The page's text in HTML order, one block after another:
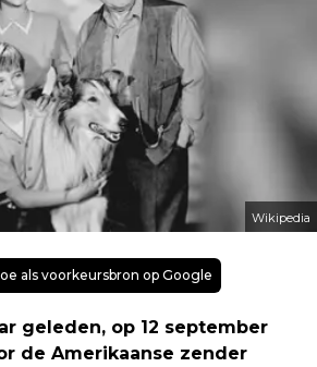
Wikipedia
als voorkeursbron op Google
geleden, op 12 september
de Amerikaanse zender